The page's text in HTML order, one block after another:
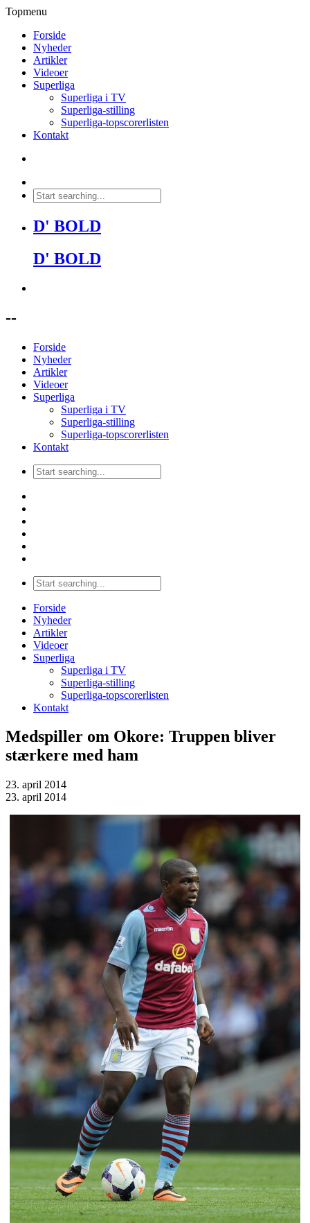
Topmenu
Forside
Nyheder
Artikler
Videoer
Superliga
Superliga i TV
Superliga-stilling
Superliga-topscorerlisten
Kontakt
D' BOLD
D' BOLD
--
Forside
Nyheder
Artikler
Videoer
Superliga
Superliga i TV
Superliga-stilling
Superliga-topscorerlisten
Kontakt
Forside
Nyheder
Artikler
Videoer
Superliga
Superliga i TV
Superliga-stilling
Superliga-topscorerlisten
Kontakt
Medspiller om Okore: Truppen bliver
stærkere med ham
23. april 2014
23. april 2014